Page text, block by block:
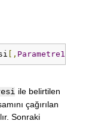
[, Parametre1
ile belirtilen
çağırılan
Sonraki